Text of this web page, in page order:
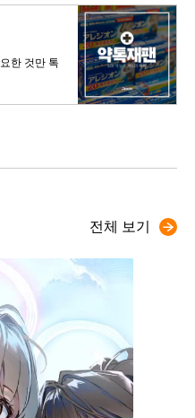
한 것만 톡
전체 보기